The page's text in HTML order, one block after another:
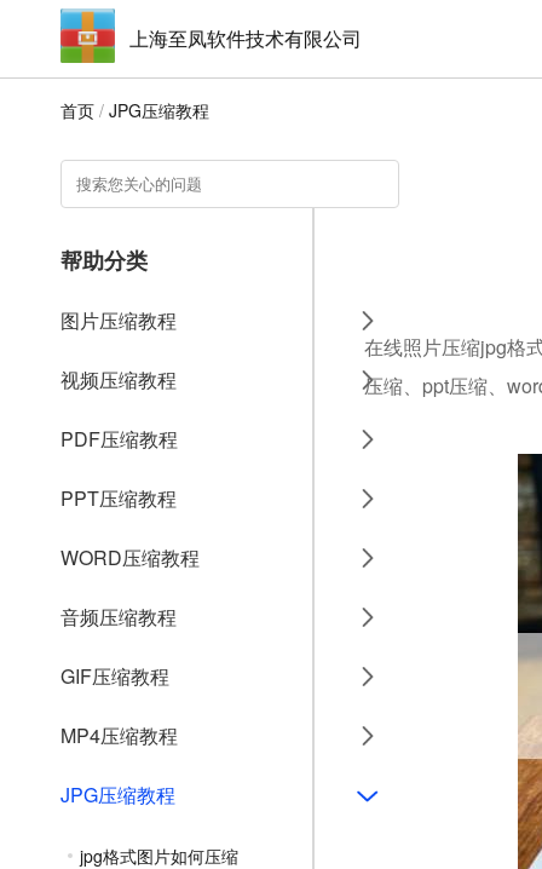
上海至凤软件技术有限公司
首页 / JPG压缩教程
帮助分类
图片压缩教程
视频压缩教程
PDF压缩教程
PPT压缩教程
WORD压缩教程
音频压缩教程
GIF压缩教程
MP4压缩教程
JPG压缩教程
jpg格式图片如何压缩
在线照片压缩jpg格
压缩、ppt压缩、